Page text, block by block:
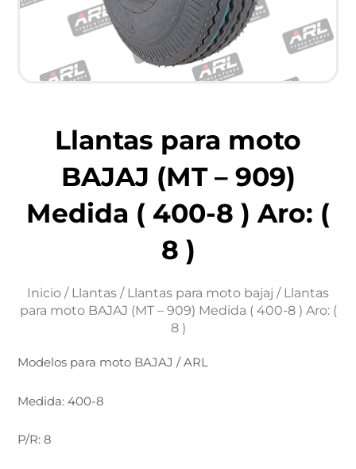
Llantas para moto
BAJAJ (MT – 909)
Medida ( 400-8 ) Aro: (
8 )
Inicio / Llantas / Llantas para moto bajaj / Llantas
para moto BAJAJ (MT – 909) Medida ( 400-8 ) Aro: (
8 )
Modelos para moto BAJAJ / ARL
Medida: 400-8
P/R: 8